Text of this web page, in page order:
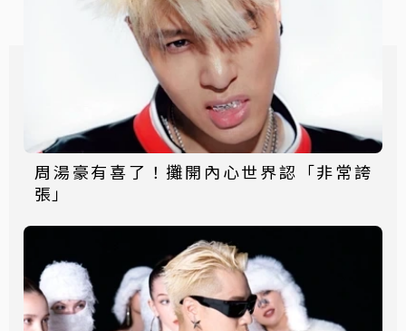
周湯豪有喜了！攤開內心世界認「非常誇
張」